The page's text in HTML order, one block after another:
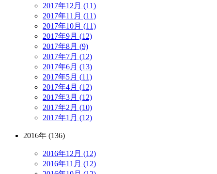
2017年12月 (11)
2017年11月 (11)
2017年10月 (11)
2017年9月 (12)
2017年8月 (9)
2017年7月 (12)
2017年6月 (13)
2017年5月 (11)
2017年4月 (12)
2017年3月 (12)
2017年2月 (10)
2017年1月 (12)
2016年 (136)
2016年12月 (12)
2016年11月 (12)